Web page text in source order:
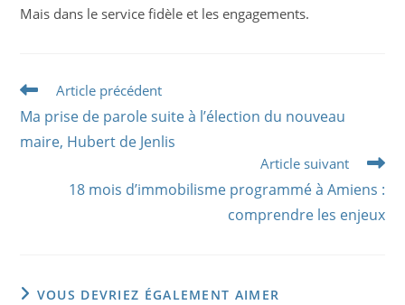
Mais dans le service fidèle et les engagements.
Read
articles
Article précédent
Ma prise de parole suite à l’élection du nouveau
maire, Hubert de Jenlis
Article suivant
18 mois d’immobilisme programmé à Amiens :
comprendre les enjeux
VOUS DEVRIEZ ÉGALEMENT AIMER